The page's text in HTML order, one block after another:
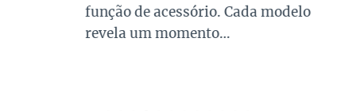
função de acessório. Cada modelo
revela um momento…